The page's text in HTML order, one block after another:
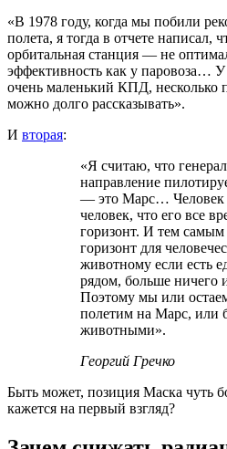
«В 1978 году, когда мы побили
полета, я тогда в отчете написал,
орбитальная станция — не
эффективность как у паровоза…
очень маленький КПД, несколько
можно долго рассказывать».
И вторая:
«Я считаю, что
направление
— это Марс… Человек
человек, что его все
горизонт. И тем самым
горизонт для
животному если есть
рядом, больше ничего
Поэтому мы или
полетим на Марс, или
животными».
Георгий Гречко
Быть может, позиция Маска чуть
кажется на первый взгляд?